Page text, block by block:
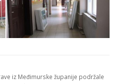
iz Međimurske županije podržale